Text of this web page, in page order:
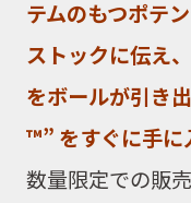
テムのもつポテ
ストックに伝え
をボールが引き
™” をすぐに手に
数量限定での販